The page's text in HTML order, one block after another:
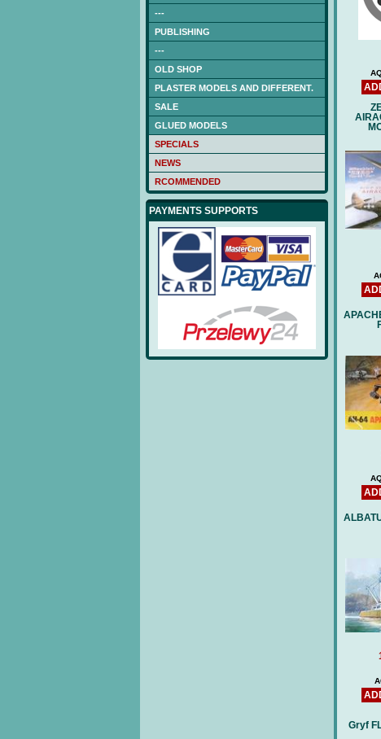
---
PUBLISHING
---
OLD SHOP
PLASTER MODELS AND DIFFERENT.
SALE
GLUED MODELS
SPECIALS
NEWS
RCOMMENDED
PAYMENTS SUPPORTS
Gryf